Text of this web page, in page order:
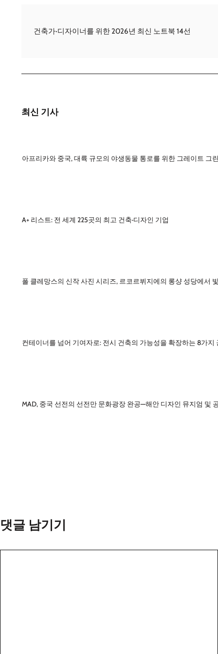
건축가·디자이너를 위한 2026년 최신 노트북 14선
최신 기사
아프리카와 중국, 대륙 규모의 야생동물 통로를 위한 그레이트 그
A+ 리스트: 전 세계 225곳의 최고 건축·디자인 기업
폴 클레망스의 신작 사진 시리즈, 르코르뷔지에의 롱샹 성당에서
컨테이너를 넘어 기여자로: 전시 건축의 가능성을 확장하는 8가지
MAD, 중국 선전의 선전만 문화광장 완공—해안 디자인 뮤지엄 및
댓글 남기기